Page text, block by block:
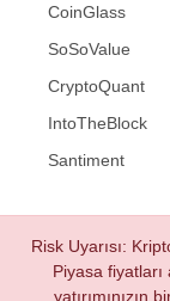
CoinGlass
SoSoValue
CryptoQuant
IntoTheBlock
Santiment
Risk Uyarısı:
Piyasa
yatırımınızın